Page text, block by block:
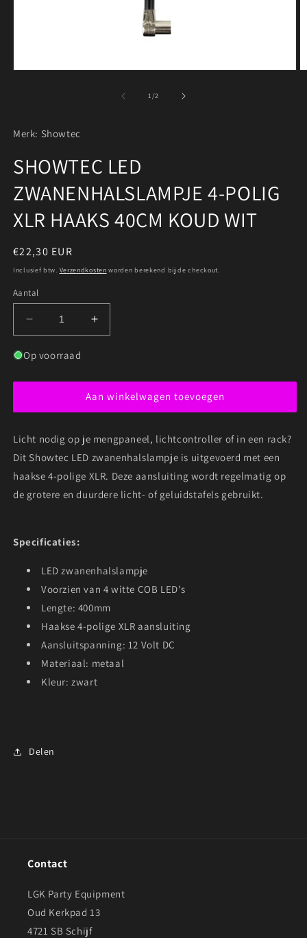
1/van
2
Merk: Showtec
SHOWTEC LED
ZWANENHALSLAMPJE 4-POLIG
XLR HAAKS 40CM KOUD WIT
Normale
prijs
€22,30 EUR
Inclusief btw. Verzendkosten worden berekend bij de checkout.
Aantal
Aantal
verlagen
voor
LED
ZWANENHALSLAMPJE
4-
XLR
HAAKS
40CM
KOUD
WIT
Aantal
verhogen
LED
ZWANENHALSLAMPJE
4-
XLR
HAAKS
KOUD
WIT
Op voorraad
Aan winkelwagen toevoegen
Licht nodig op je mengpaneel, lichtcontroller of in een rack?
Dit Showtec LED zwanenhalslampje is uitgevoerd met een
haakse 4-polige XLR. Deze aansluiting wordt regelmatig op
de grotere en duurdere licht- of geluidstafels gebruikt.
Specificaties:
LED zwanenhalslampje
Voorzien van 4 witte COB LED's
Lengte: 400mm
Haakse 4-polige XLR aansluiting
Aansluitspanning: 12 Volt DC
Materiaal: metaal
Kleur: zwart
Delen
Contact
LGK Party Equipment
Oud Kerkpad 13
4721 SB Schijf